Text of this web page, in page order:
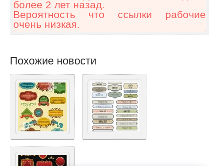
более 2 лет назад.
Вероятность что ссылки рабочие
очень низкая.
Похожие новости